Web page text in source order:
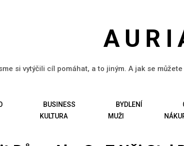
si vytýčili cíl pomáhat, a to jiným. A jak se
BUSINESS BYDLENÍ
KULTURA
MUŽI